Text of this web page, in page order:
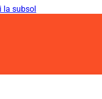
la subsol